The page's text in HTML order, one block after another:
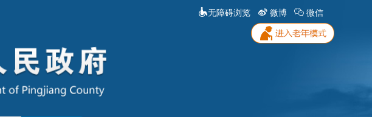
无障碍浏览 微博 微信